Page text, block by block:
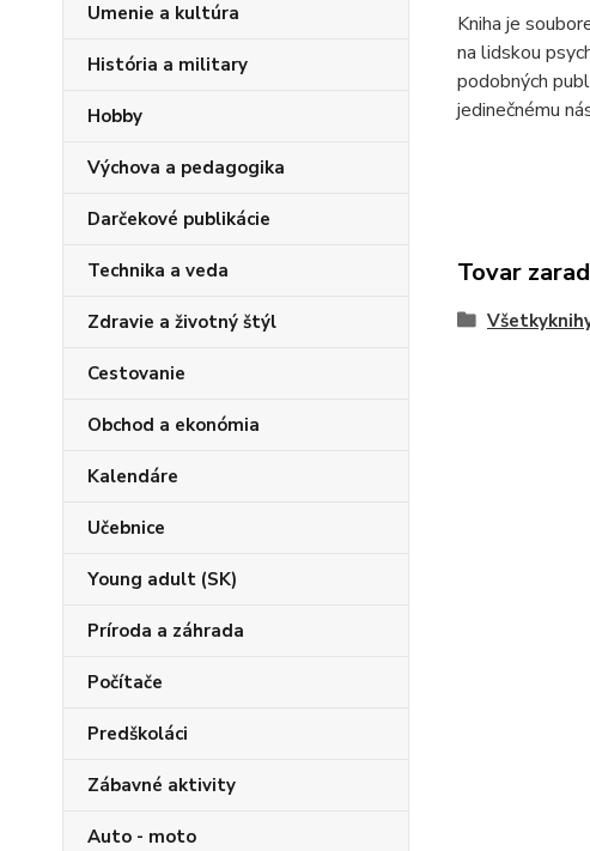
Umenie a kultúra
História a military
Hobby
Výchova a pedagogika
Darčekové publikácie
Technika a veda
Zdravie a životný štýl
Cestovanie
Obchod a ekonómia
Kalendáre
Učebnice
Young adult (SK)
Príroda a záhrada
Počítače
Predškoláci
Zábavné aktivity
Auto - moto
Kniha je
na lidskou
podobných
jedinečnému
Tovar